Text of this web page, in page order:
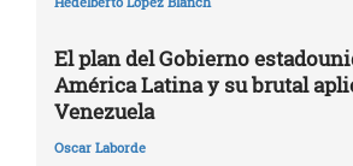
El plan del Gobierno
América Latina y su brutal
Venezuela
Oscar Laborde